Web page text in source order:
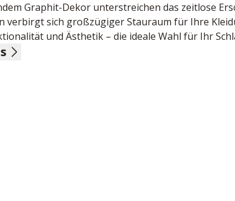
Graphit-Dekor unterstreichen das zeitlose
verbirgt sich großzügiger Stauraum für Ihre
und Ästhetik – die ideale Wahl für Ihr
Außentüren graphit-Dekor, mittlere Tür in